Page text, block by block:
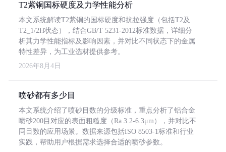
T2紫铜国标硬度及力学性能分析
本文系统解读T2紫铜的国标硬度和抗拉强度（包括T2及
T2_1/2H状态），结合GB/T 5231-2012标准数据，详细分
析其力学性能指标及影响因素，并对比不同状态下的金属
特性差异，为工业选材提供参考。
2026年8月4日
喷砂都有多少目
本文系统介绍了喷砂目数的分级标准，重点分析了铝合金
喷砂200目对应的表面粗糙度（Ra 3.2-6.3μm），并对比不
同目数的应用场景。数据来源包括ISO 8503-1标准和行业
实践，帮助用户根据需求选择合适的喷砂参数。